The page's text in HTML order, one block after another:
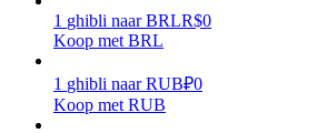
1 ghibli naar BRLR$0
Koop met BRL
1 ghibli naar RUB₽0
Koop met RUB